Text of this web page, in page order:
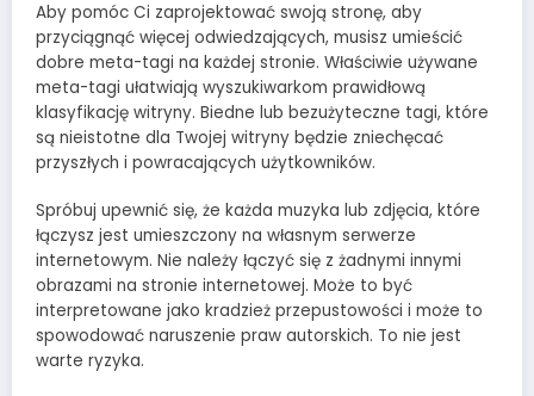
Aby pomóc Ci zaprojektować swoją stronę, aby
przyciągnąć więcej odwiedzających, musisz umieścić
dobre meta-tagi na każdej stronie. Właściwie używane
meta-tagi ułatwiają wyszukiwarkom prawidłową
klasyfikację witryny. Biedne lub bezużyteczne tagi, które
są nieistotne dla Twojej witryny będzie zniechęcać
przyszłych i powracających użytkowników.
Spróbuj upewnić się, że każda muzyka lub zdjęcia, które
łączysz jest umieszczony na własnym serwerze
internetowym. Nie należy łączyć się z żadnymi innymi
obrazami na stronie internetowej. Może to być
interpretowane jako kradzież przepustowości i może to
spowodować naruszenie praw autorskich. To nie jest
warte ryzyka.